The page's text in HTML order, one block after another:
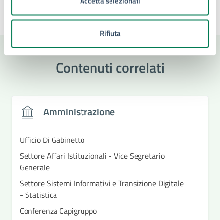
Rifiuta
Ultimo aggiornamento:19/06/2026, 13:32
Contenuti correlati
Amministrazione
Ufficio Di Gabinetto
Settore Affari Istituzionali - Vice Segretario
Generale
Settore Sistemi Informativi e Transizione Digitale
- Statistica
Conferenza Capigruppo